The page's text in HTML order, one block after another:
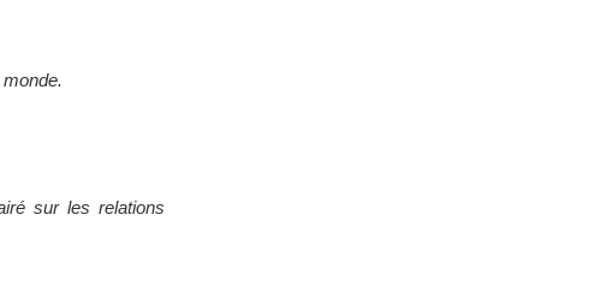
sur les relations